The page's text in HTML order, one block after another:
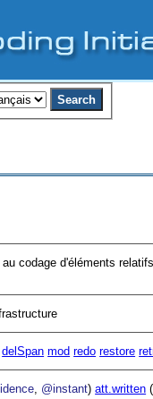
codage d'éléments
delSpan mod redo restore
@instant)att.written (